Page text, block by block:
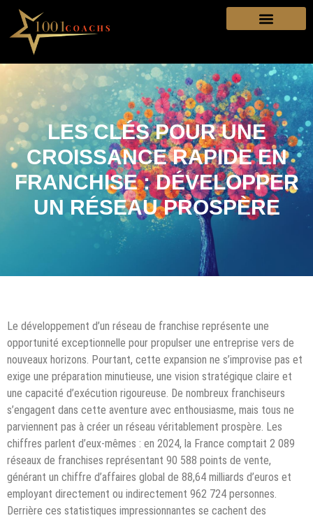
LES CLÉS POUR UNE
CROISSANCE RAPIDE EN
FRANCHISE : DÉVELOPPER
UN RÉSEAU PROSPÈRE
Le développement d’un réseau de franchise représente une
opportunité exceptionnelle pour propulser une entreprise vers de
nouveaux horizons. Pourtant, cette expansion ne s’improvise pas et
exige une préparation minutieuse, une vision stratégique claire et
une capacité d’exécution rigoureuse. De nombreux franchiseurs
s’engagent dans cette aventure avec enthousiasme, mais tous ne
parviennent pas à créer un réseau véritablement prospère. Les
chiffres parlent d’eux-mêmes : en 2024, la France comptait 2 089
réseaux de franchises représentant 90 588 points de vente,
générant un chiffre d’affaires global de 88,64 milliards d’euros et
employant directement ou indirectement 962 724 personnes.
Derrière ces statistiques impressionnantes se cachent des